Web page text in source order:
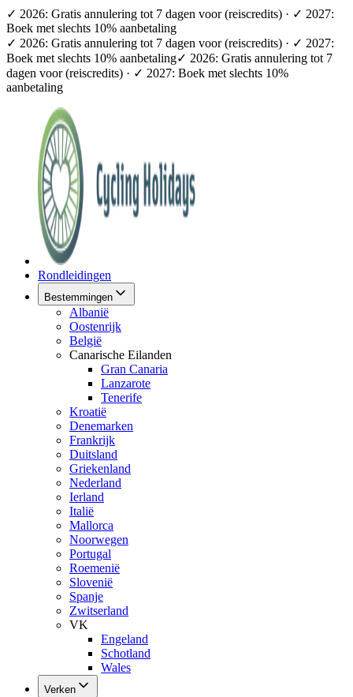
✓ 2026: Gratis annulering tot 7 dagen voor (reiscredits) · ✓ 2027:
Boek met slechts 10% aanbetaling
✓ 2026: Gratis annulering tot 7 dagen voor (reiscredits) · ✓ 2027:
Boek met slechts 10% aanbetaling✓ 2026: Gratis annulering tot 7
dagen voor (reiscredits) · ✓ 2027: Boek met slechts 10%
aanbetaling
Rondleidingen
Bestemmingen
Albanië
Oostenrijk
België
Canarische Eilanden
Gran Canaria
Lanzarote
Tenerife
Kroatië
Denemarken
Frankrijk
Duitsland
Griekenland
Nederland
Ierland
Italië
Mallorca
Noorwegen
Portugal
Roemenië
Slovenië
Spanje
Zwitserland
VK
Engeland
Schotland
Wales
Verken